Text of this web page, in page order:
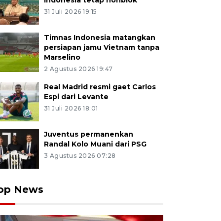
31 Juli 2026 19:15
Timnas Indonesia matangkan
persiapan jamu Vietnam tanpa
Marselino
2 Agustus 2026 19:47
Real Madrid resmi gaet Carlos
Espi dari Levante
31 Juli 2026 18:01
Juventus permanenkan
Randal Kolo Muani dari PSG
3 Agustus 2026 07:28
News